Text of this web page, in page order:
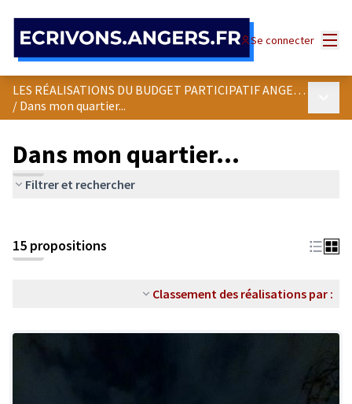
Se connecter
LES RÉALISATIONS DU BUDGET PARTICIPATIF ANGEVIN
/ Dans mon quartier...
Dans mon quartier...
Filtrer et rechercher
+
−
15 propositions
Classement des réalisations par :